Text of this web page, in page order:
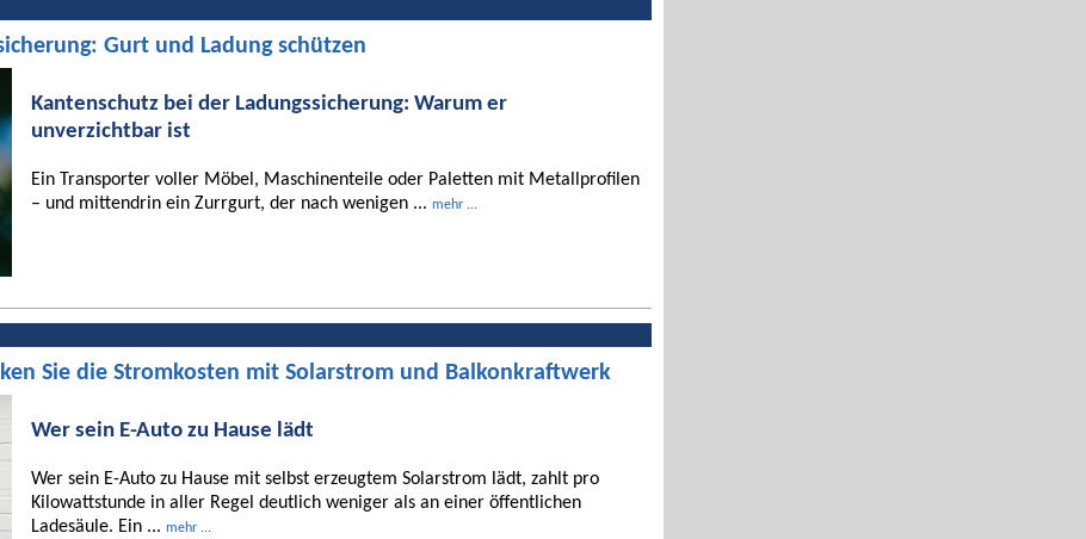
Gurt und Ladung schützen
Kantenschutz bei der Ladungssicherung: Warum er
unverzichtbar ist
Ein Transporter voller Möbel, Maschinenteile oder Paletten mit Metallprofilen
– und mittendrin ein Zurrgurt, der nach wenigen ... mehr ...
Sie die Stromkosten mit Solarstrom und Balkonkraftwerk
Wer sein E-Auto zu Hause lädt
Wer sein E-Auto zu Hause mit selbst erzeugtem Solarstrom lädt, zahlt pro
Kilowattstunde in aller Regel deutlich weniger als an einer öffentlichen
Ladesäule. Ein ... mehr ...